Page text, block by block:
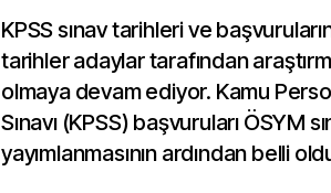
KPSS sınav tarihleri ve
tarihler adaylar tarafından
olmaya devam ediyor. Kamu
Sınavı (KPSS) başvuruları ÖSYM
yayımlanmasının ardından belli